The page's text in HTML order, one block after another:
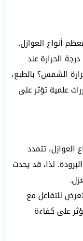
أنواع العوازل.
الحرارة عند
الشمس؟ بالطبع،
علمية تؤثر على
العوازل، تتمدد
لذا، قد يحدث
للتفاعل مع
على كفاءة